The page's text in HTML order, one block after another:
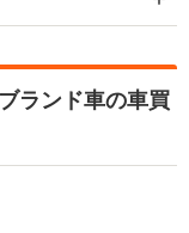
ランド車の車買